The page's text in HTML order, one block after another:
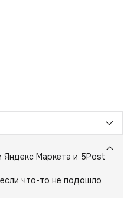
Яндекс Маркета и 5Post
что-то не подошло